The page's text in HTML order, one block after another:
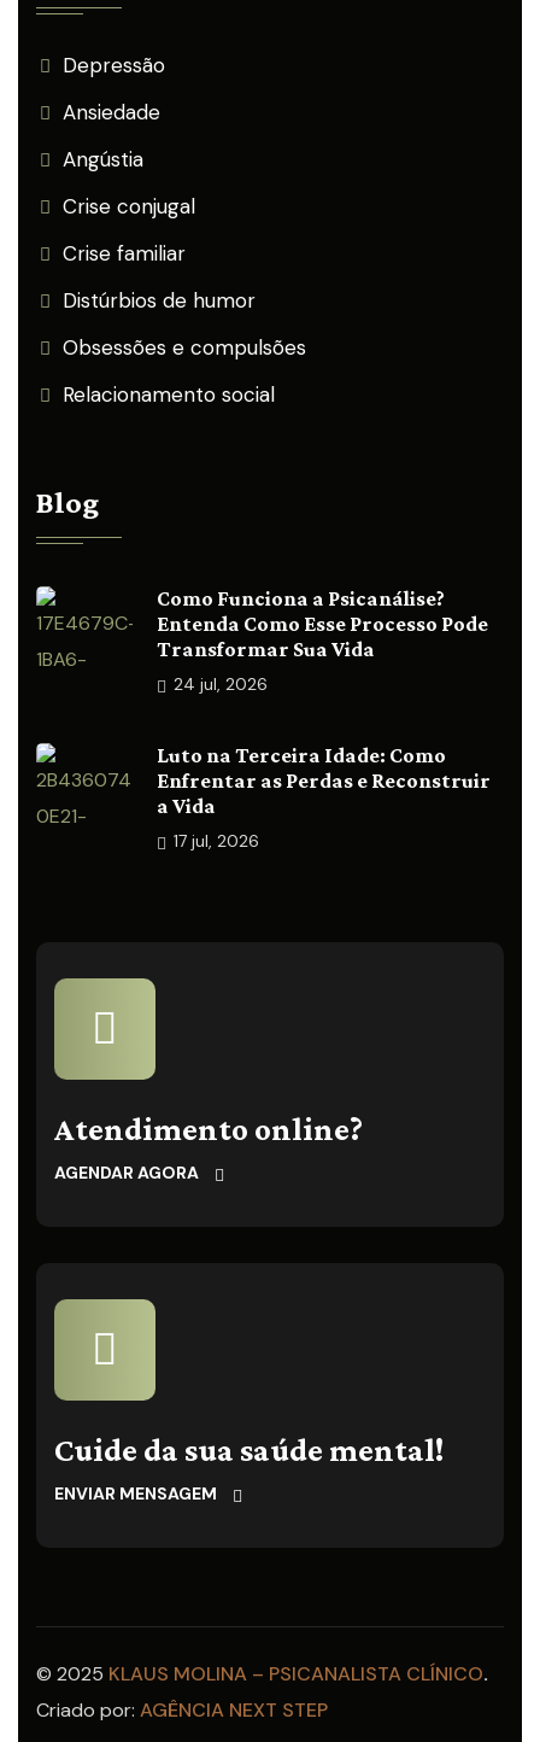
Depressão
Ansiedade
Angústia
Crise conjugal
Crise familiar
Distúrbios de humor
Obsessões e compulsões
Relacionamento social
Blog
Como Funciona a Psicanálise?
Entenda Como Esse Processo Pode
Transformar Sua Vida
24 jul, 2026
Luto na Terceira Idade: Como
Enfrentar as Perdas e Reconstruir
a Vida
17 jul, 2026
Atendimento online?
AGENDAR AGORA
Cuide da sua saúde mental!
ENVIAR MENSAGEM
© 2025 KLAUS MOLINA – PSICANALISTA CLÍNICO.
Criado por: AGÊNCIA NEXT STEP